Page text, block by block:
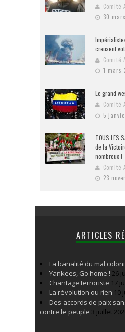
Comité
30
creusent
Comité
1 mars
Le grand
Comité
5
TOUS LES
de la
nombreux !
Comité
23
ARTICLES
La banalité du mal
Yankees, Go home ! 26
Chantage terroriste 17
La révolution ou rien 10
Des accords de paix
contre le peuple 3 juillet